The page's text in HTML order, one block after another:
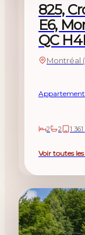
825,
E6,
QC
Montréal
Appartement
2 2 1
Voir toutes